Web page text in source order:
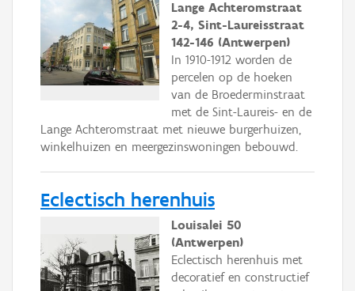
Lange Achteromstraat
2-4, Sint-Laureisstraat
142-146 (Antwerpen)
In 1910-1912 worden de
percelen op de hoeken
van de Broederminstraat
met de Sint-Laureis- en de
Lange Achteromstraat met nieuwe burgerhuizen,
winkelhuizen en meergezinswoningen bebouwd.
Eclectisch herenhuis
Louisalei 50
(Antwerpen)
Eclectisch herenhuis met
decoratief en constructief